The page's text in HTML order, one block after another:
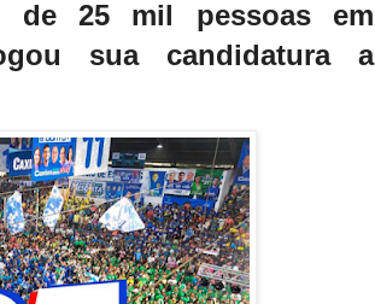
de 25 mil pessoas em
sua candidatura a